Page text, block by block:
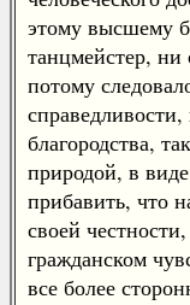
этому высшему
танцмейстер,
потому
благородства,
природой, в
прибавить, что
своей
гражданском
все более